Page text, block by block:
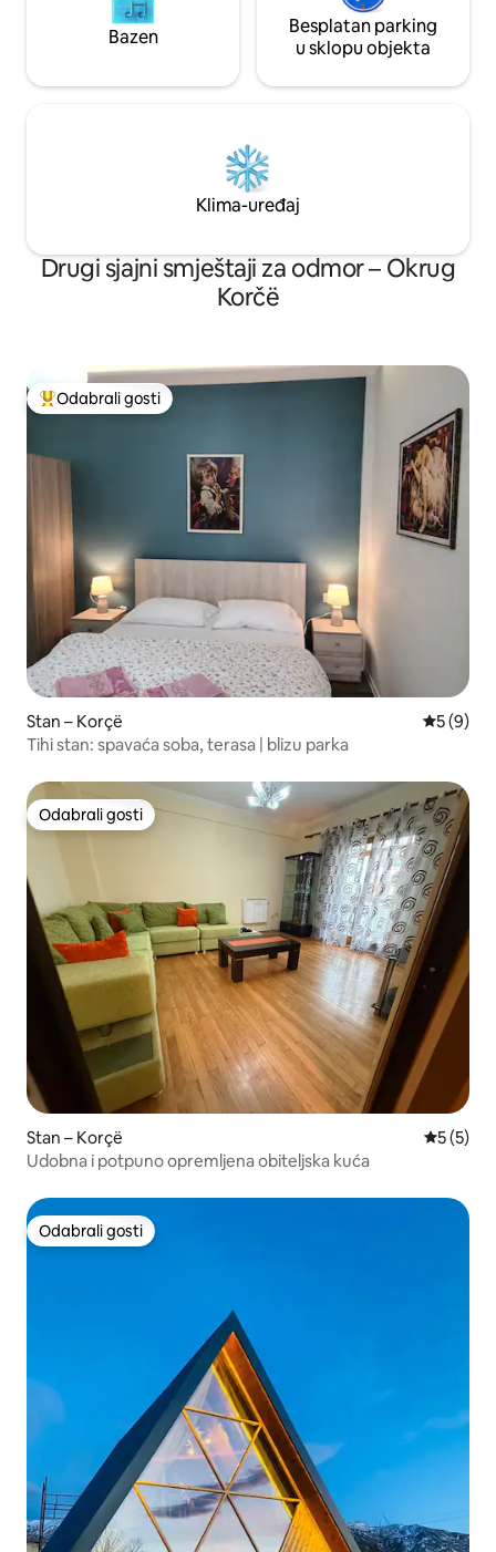
Bazen
Besplatan parking
u sklopu objekta
Klima-uređaj
Drugi sjajni smještaji za odmor – Okrug
Korčë
Među najviše rangiranima s oznakom „Odabrali gosti”
Odabrali gosti
Stan – Korçë
5 (9)
Tihi stan: spavaća soba, terasa | blizu parka
Odabrali gosti
Odabrali gosti
Stan – Korçë
5 (5)
Udobna i potpuno opremljena obiteljska kuća
Odabrali gosti
Odabrali gosti